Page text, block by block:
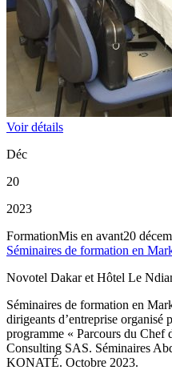
Voir détails
Déc
20
2023
FormationMis en avant20
Séminaires de formation en
Novotel Dakar et Hôtel Le
Séminaires de formation en
dirigeants d’entreprise organisé
programme « Parcours du Chef
Consulting SAS. Séminaires
KONATÉ. Octobre 2023.